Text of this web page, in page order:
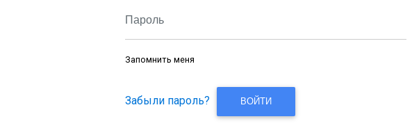
Запомнить меня
Забыли пароль? ВОЙТИ